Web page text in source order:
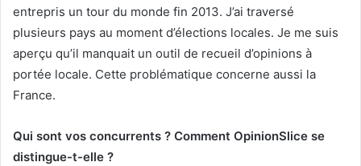
entrepris un tour du monde fin 2013. J’ai traversé
plusieurs pays au moment d’élections locales. Je me suis
aperçu qu’il manquait un outil de recueil d’opinions à
portée locale. Cette problématique concerne aussi la
France.
Qui sont vos concurrents ? Comment OpinionSlice se
distingue-t-elle ?